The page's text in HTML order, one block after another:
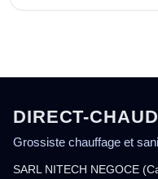
DIRECT-
Grossiste chauffage et
SARL NITECH NEGOCE